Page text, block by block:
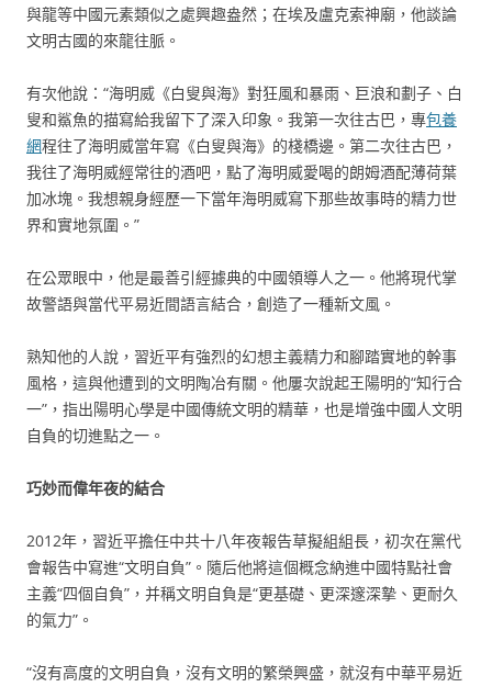
與龍等中國元素類似之處興趣盎然；在埃及盧克索神廟，他談論
文明古國的來龍往脈。
有次他說：“海明威《白叟與海》對狂風和暴雨、巨浪和劃子、白
叟和鯊魚的描寫給我留下了深入印象。我第一次往古巴，專包養
網程往了海明威當年寫《白叟與海》的棧橋邊。第二次往古巴，
我往了海明威經常往的酒吧，點了海明威愛喝的朗姆酒配薄荷葉
加冰塊。我想親身經歷一下當年海明威寫下那些故事時的精力世
界和實地氛圍。”
在公眾眼中，他是最善引經據典的中國領導人之一。他將現代掌
故警語與當代平易近間語言結合，創造了一種新文風。
熟知他的人說，習近平有強烈的幻想主義精力和腳踏實地的幹事
風格，這與他遭到的文明陶冶有關。他屢次說起王陽明的“知行合
一”，指出陽明心學是中國傳統文明的精華，也是增強中國人文明
自負的切進點之一。
巧妙而偉年夜的結合
2012年，習近平擔任中共十八年夜報告草擬組組長，初次在黨代
會報告中寫進“文明自負”。隨后他將這個概念納進中國特點社會
主義“四個自負”，并稱文明自負是“更基礎、更深邃深摯、更耐久
的氣力”。
“沒有高度的文明自負，沒有文明的繁榮興盛，就沒有中華平易近